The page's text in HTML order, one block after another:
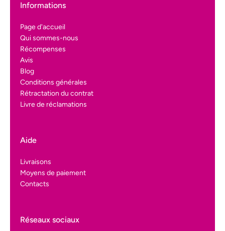
Informations
Page d'accueil
Qui sommes-nous
Récompenses
Avis
Blog
Conditions générales
Rétractation du contrat
Livre de réclamations
Aide
Livraisons
Moyens de paiement
Contacts
Réseaux sociaux